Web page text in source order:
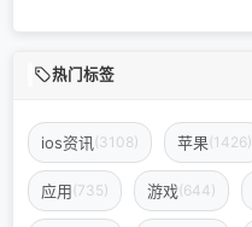
热门标签
ios资讯 (3108) 苹果(1426)
应用(735) 游戏(644)